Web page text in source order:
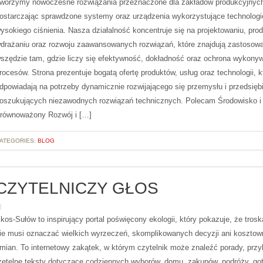
nowoczesne rozwiązania przeznaczone dla zakładów
sprawdzone systemy oraz urządzenia wykorzystujące
ciśnienia. Nasza działalność koncentruje się na projektowaniu,
oraz rozwoju zaawansowanych rozwiązań, które znajdują
tam, gdzie liczy się efektywność, dokładność oraz ochrona
Strona prezentuje bogatą ofertę produktów, usług oraz technologii,
na potrzeby dynamicznie rozwijającego się przemysłu i
niezawodnych rozwiązań technicznych. Polecam Środowisko i
Rozwój i […]
BLOG
GŁOS
Sułów to inspirujący portal poświęcony ekologii, który pokazuje, że
musi oznaczać wielkich wyrzeczeń, skomplikowanych decyzji ani
To internetowy zakątek, w którym czytelnik może znaleźć porady,